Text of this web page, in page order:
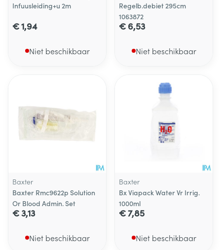
Infuusleiding+u 2m
€ 1,94
Niet beschikbaar
Regelb.debiet 295cm
1063872
€ 6,53
Niet beschikbaar
Baxter
Baxter Rmc9622p Solution
Or Blood Admin. Set
€ 3,13
Niet beschikbaar
Baxter
Bx Viapack Water Vr Irrig.
1000ml
€ 7,85
Niet beschikbaar